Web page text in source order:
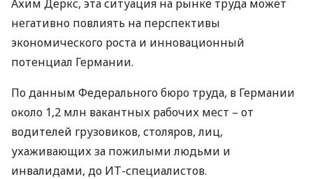
Ахим Деркс, эта ситуация на рынке труда может
негативно повлиять на перспективы
экономического роста и инновационный
потенциал Германии.
По данным Федерального бюро труда, в Германии
около 1,2 млн вакантных рабочих мест – от
водителей грузовиков, столяров, лиц,
ухаживающих за пожилыми людьми и
инвалидами, до ИТ-специалистов.